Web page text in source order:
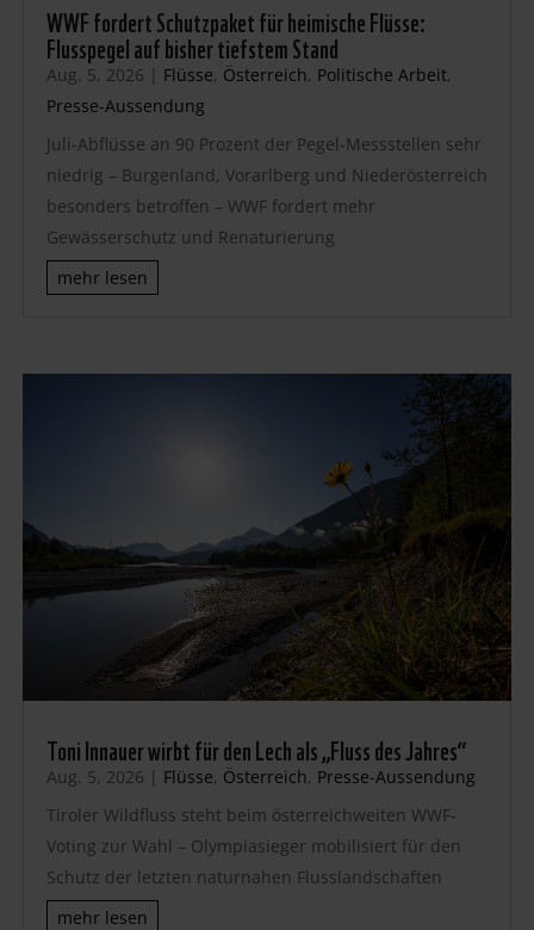
WWF fordert Schutzpaket für heimische Flüsse:
Flusspegel auf bisher tiefstem Stand
Aug. 5, 2026 | Flüsse, Österreich, Politische Arbeit,
Presse-Aussendung
Juli-Abflüsse an 90 Prozent der Pegel-Messstellen sehr
niedrig – Burgenland, Vorarlberg und Niederösterreich
besonders betroffen – WWF fordert mehr
Gewässerschutz und Renaturierung
mehr lesen
Toni Innauer wirbt für den Lech als „Fluss des Jahres“
Aug. 5, 2026 | Flüsse, Österreich, Presse-Aussendung
Tiroler Wildfluss steht beim österreichweiten WWF-
Voting zur Wahl – Olympiasieger mobilisiert für den
Schutz der letzten naturnahen Flusslandschaften
mehr lesen